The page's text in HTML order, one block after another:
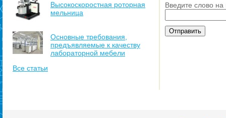
Высокоскоростная роторная
мельница
Основные требования,
предъявляемые к качеству
лабораторной мебели
Все статьи
Введите слово на